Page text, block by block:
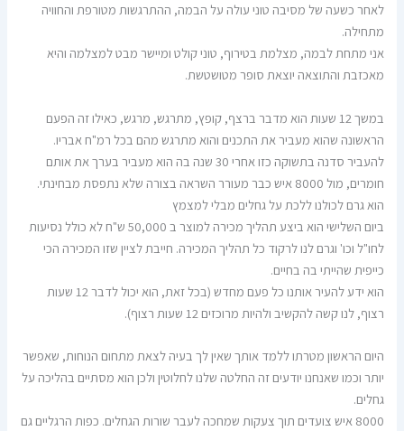
לאחר כשעה של מסיבה טוני עולה על הבמה, ההתרגשות מטורפת והחוויה
מתחילה.
אני מתחת לבמה, מצלמת בטירוף, טוני קולט ומיישר מבט למצלמה והיא
מאכזבת והתוצאה יוצאת סופר מטושטשת.
במשך 12 שעות הוא מדבר ברצף, קופץ, מתרגש, מרגש, כאילו זה הפעם
הראשונה שהוא מעביר את התכנים והוא מתרגש מהם בכל רמ"ח אבריו.
להעביר סדנה בתשוקה כזו אחרי 30 שנה בה הוא מעביר בערך את אותם
חומרים, מול 8000 איש כבר מעורר השראה בצורה שלא נתפסת מבחינתי.
הוא גרם לכולנו ללכת על גחלים מבלי למצמץ
ביום השלישי הוא ביצע תהליך מכירה למוצר ב 50,000 ש"ח לא כולל נסיעות
לחו"ל וכו' וגרם לנו לרקוד כל תהליך המכירה. חייבת לציין שזו המכירה הכי
כייפית שהייתי בה בחיים.
הוא ידע להעיר אותנו כל פעם מחדש (בכל זאת, הוא יכול לדבר 12 שעות
רצוף, לנו קשה להקשיב ולהיות מרוכזים 12 שעות רצוף).
היום הראשון מטרתו ללמד אותך שאין לך בעיה לצאת מתחום הנוחות, שאפשר
יותר וכמו שאנחנו יודעים זה החלטה שלנו לחלוטין ולכן הוא מסתיים בהליכה על
גחלים.
8000 איש צועדים תוך צעקות שמחכה לעבר שורות הגחלים. כפות הרגליים גם